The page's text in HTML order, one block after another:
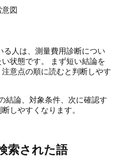
図
る人は、測量費用診断につい
状態です。 まず短い結論を
意点の順に読むと判断しやす
結論、対象条件、次に確認す
しやすくなります。
索された語